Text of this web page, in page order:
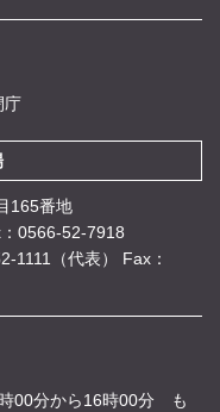
庁
165番地
0566-52-7918
1111（代表）
Fax：
00分から16時00分 も